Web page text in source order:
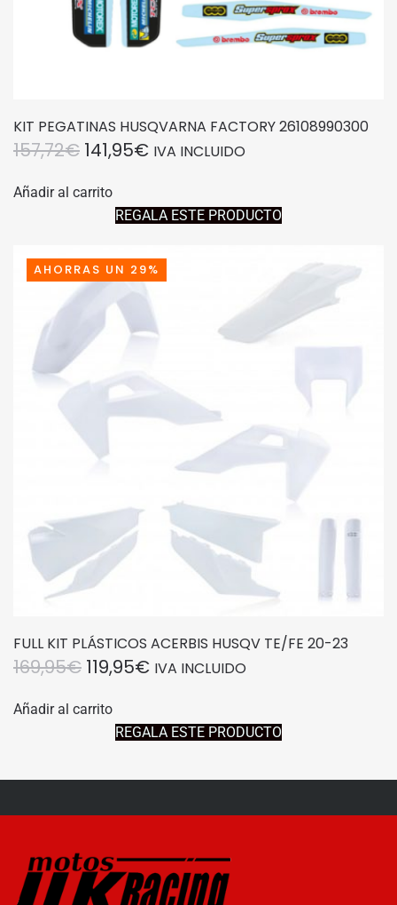
KIT PEGATINAS HUSQVARNA FACTORY 26108990300
157,72€ EL
ORIGINAL
ERA:
157,72€.
141,95€EL
ACTUAL
ES:
141,95€.
IVA INCLUIDO
Añadir al carrito
REGALA ESTE PRODUCTO
AHORRAS UN 29%
FULL KIT PLÁSTICOS ACERBIS HUSQV TE/FE 20-23
169,95€ EL
ORIGINAL
ERA:
119,95€EL
ACTUAL
ES:
IVA INCLUIDO
Añadir al carrito
REGALA ESTE PRODUCTO